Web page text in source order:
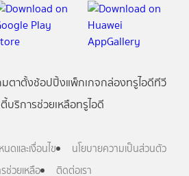
มตาตั้งช้อปปิ้งแพ็กเกจกล่องทรูไอดีทีวี
บริการช่วยเหลือทรูไอดี
ดและเงื่อนไข
นโยบายความเป็นส่วนตัว
ช่วยเหลือ
ติดต่อเรา